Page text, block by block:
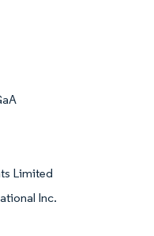
Limited
Inc.